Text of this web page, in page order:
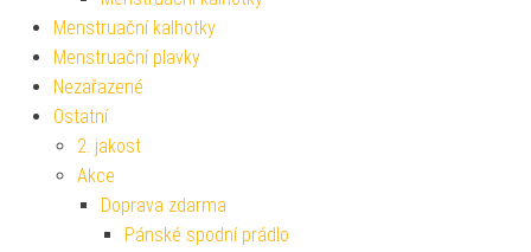
Menstruační kalhotky
Menstruační plavky
Nezařazené
Ostatní
2. jakost
Akce
Doprava zdarma
Pánské spodní prádlo